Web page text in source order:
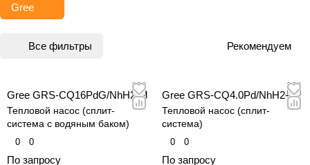
Gree
Все фильтры Рекомендуем
Gree GRS-CQ16PdG/NhH2-M
Тепловой насос (сплит-
система с водяным баком)
0 0
По запросу
Gree GRS-CQ4.0Pd/NhH2-E
Тепловой насос (сплит-
система)
0 0
По запросу